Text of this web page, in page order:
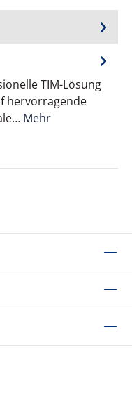
TIM-Lösung
hervorragende
Mehr